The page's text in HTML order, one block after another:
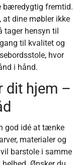
bæredygtig fremtid.
at dine møbler ikke
tager hensyn til
til kvalitet og
hvor
i hånd.
dit hjem –
god idé at tænke
materialer og
barstole i samme